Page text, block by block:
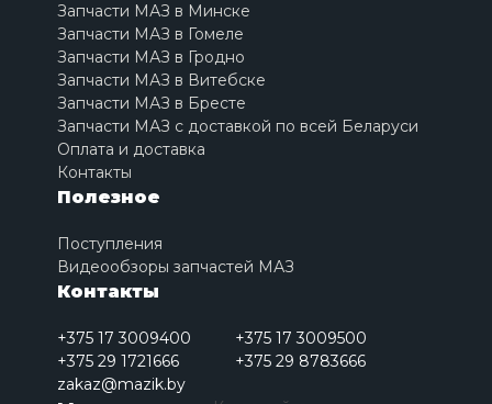
Запчасти МАЗ в Минске
Запчасти МАЗ в Гомеле
Запчасти МАЗ в Гродно
Запчасти МАЗ в Витебске
Запчасти МАЗ в Бресте
Запчасти МАЗ с доставкой по всей Беларуси
Оплата и доставка
Контакты
Полезное
Поступления
Видеообзоры запчастей МАЗ
Контакты
+375 17 3009400
+375 17 3009500
+375 29 1721666
+375 29 8783666
zakaz@mazik.by